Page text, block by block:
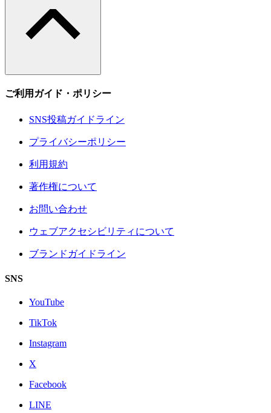
ご利用ガイド・ポリシー
SNS投稿ガイドライン
プライバシーポリシー
利用規約
著作権について
お問い合わせ
ウェブアクセシビリティについて
ブランドガイドライン
SNS
YouTube
TikTok
Instagram
X
Facebook
LINE